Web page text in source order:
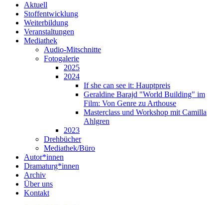
Aktuell
Stoffentwicklung
Weiterbildung
Veranstaltungen
Mediathek
Audio-Mitschnitte
Fotogalerie
2025
2024
If she can see it: Hauptpreis
Geraldine Barajd "World Building" im
Film: Von Genre zu Arthouse
Masterclass und Workshop mit Camilla
Ahlgren
2023
Drehbücher
Mediathek/Büro
Autor*innen
Dramaturg*innen
Archiv
Über uns
Kontakt